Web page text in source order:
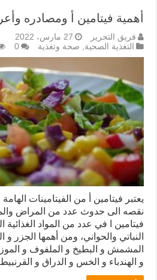
أهمية فيتامين أ ومصادره
فريق التحرير
27 مارس، 2022
التغذية الصحية
صحة وتغذية 0
يعتبر فيتامين أ من الفيتامينات
نقصه الى حدوث عدد من المراض
فيتامين ا في عدد من المواد الغذائية
النباتي والحواني، ومن أهمها الجزر و
المشمش و البطيخ و الملفوف و
و الهندباء و الخس و الدراق و